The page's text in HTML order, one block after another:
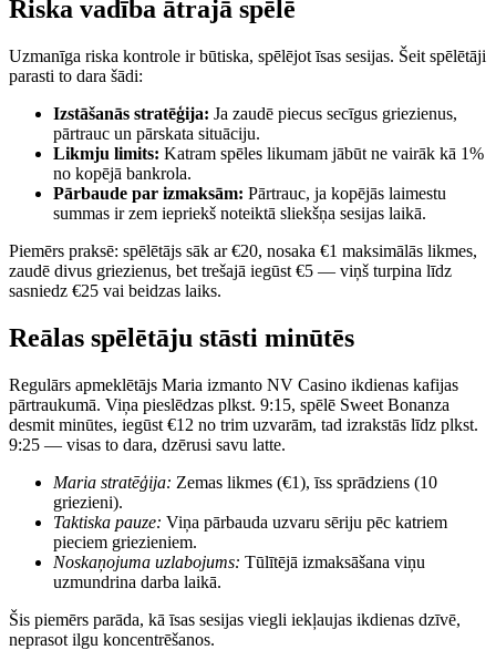
Riska vadība ātrajā spēlē
Uzmanīga riska kontrole ir būtiska, spēlējot īsas sesijas. Šeit spēlētāji
parasti to dara šādi:
Izstāšanās stratēģija: Ja zaudē piecus secīgus griezienus,
pārtrauc un pārskata situāciju.
Likmju limits: Katram spēles likumam jābūt ne vairāk kā 1%
no kopējā bankrola.
Pārbaude par izmaksām: Pārtrauc, ja kopējās laimestu
summas ir zem iepriekš noteiktā sliekšņa sesijas laikā.
Piemērs praksē: spēlētājs sāk ar €20, nosaka €1 maksimālās likmes,
zaudē divus griezienus, bet trešajā iegūst €5 — viņš turpina līdz
sasniedz €25 vai beidzas laiks.
Reālas spēlētāju stāsti minūtēs
Regulārs apmeklētājs Maria izmanto NV Casino ikdienas kafijas
pārtraukumā. Viņa pieslēdzas plkst. 9:15, spēlē Sweet Bonanza
desmit minūtes, iegūst €12 no trim uzvarām, tad izrakstās līdz plkst.
9:25 — visas to dara, dzērusi savu latte.
Maria stratēģija: Zemas likmes (€1), īss sprādziens (10
griezieni).
Taktiska pauze: Viņa pārbauda uzvaru sēriju pēc katriem
pieciem griezieniem.
Noskaņojuma uzlabojums: Tūlītējā izmaksāšana viņu
uzmundrina darba laikā.
Šis piemērs parāda, kā īsas sesijas viegli iekļaujas ikdienas dzīvē,
neprasot ilgu koncentrēšanos.